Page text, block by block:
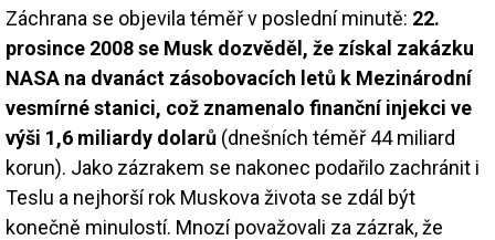
Záchrana se objevila téměř v poslední minutě: 22.
prosince 2008 se Musk dozvěděl, že získal zakázku
NASA na dvanáct zásobovacích letů k Mezinárodní
vesmírné stanici, což znamenalo finanční injekci ve
výši 1,6 miliardy dolarů (dnešních téměř 44 miliard
korun). Jako zázrakem se nakonec podařilo zachránit i
Teslu a nejhorší rok Muskova života se zdál být
konečně minulostí. Mnozí považovali za zázrak, že